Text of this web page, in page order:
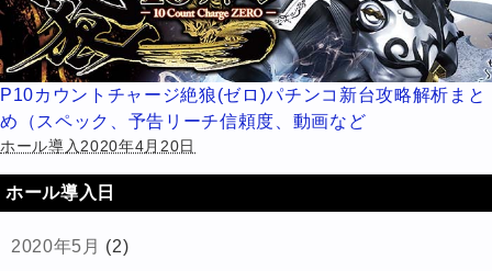
P10カウントチャージ絶狼(ゼロ)パチンコ新台攻略解析まと
め（スペック、予告リーチ信頼度、動画など
ホール導入2020年4月20日
ホール導入日
2020年5月 (2)